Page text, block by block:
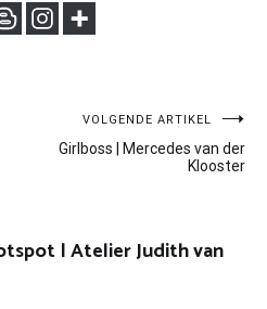
VOLGENDE ARTIKEL
Girlboss | Mercedes van der
Klooster
| Atelier Judith van